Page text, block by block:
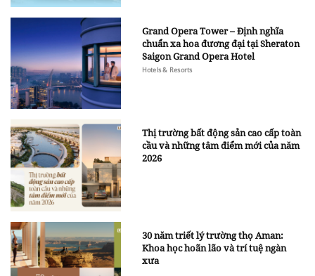
Grand Opera Tower – Định nghĩa
chuẩn xa hoa đương đại tại Sheraton
Saigon Grand Opera Hotel
Hotels & Resorts
Thị trường bất động sản cao cấp toàn
cầu và những tâm điểm mới của năm
2026
30 năm triết lý trường thọ Aman:
Khoa học hoãn lão và trí tuệ ngàn
xưa